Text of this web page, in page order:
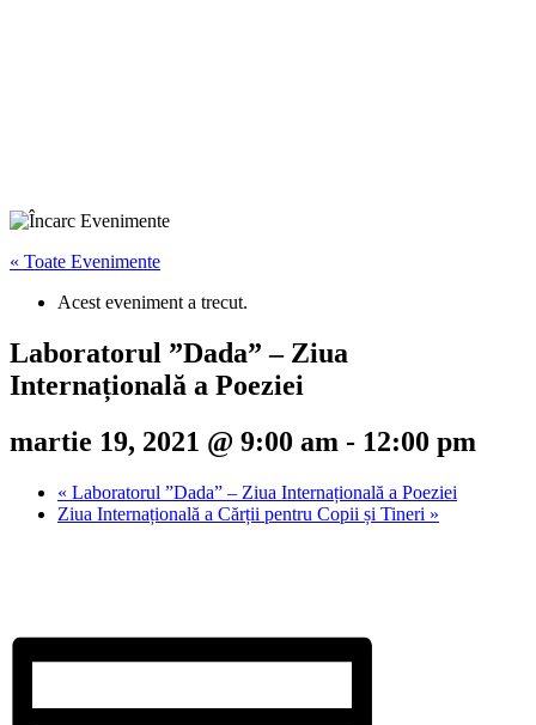
« Toate Evenimente
Acest eveniment a trecut.
Laboratorul ”Dada” – Ziua
Internațională a Poeziei
martie 19, 2021 @ 9:00 am - 12:00 pm
« Laboratorul ”Dada” – Ziua Internațională a Poeziei
Ziua Internațională a Cărții pentru Copii și Tineri »